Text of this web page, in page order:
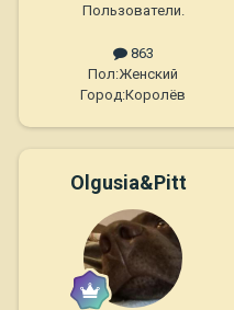
Пользователи.
863
Пол:Женский
Город:Королёв
Olgusia&Pitt